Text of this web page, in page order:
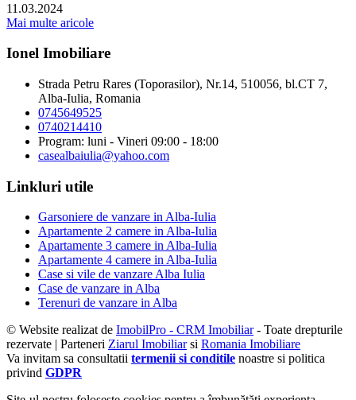
11.03.2024
Mai multe aricole
Ionel Imobiliare
Strada Petru Rares (Toporasilor), Nr.14, 510056, bl.CT 7,
Alba-Iulia, Romania
0745649525
0740214410
Program: luni - Vineri 09:00 - 18:00
casealbaiulia@yahoo.com
Linkluri utile
Garsoniere de vanzare in Alba-Iulia
Apartamente 2 camere in Alba-Iulia
Apartamente 3 camere in Alba-Iulia
Apartamente 4 camere in Alba-Iulia
Case si vile de vanzare Alba Iulia
Case de vanzare in Alba
Terenuri de vanzare in Alba
© Website realizat de ImobilPro - CRM Imobiliar- Toate drepturile
rezervate | Parteneri Ziarul Imobiliarsi Romania Imobiliare
Va invitam sa consultatii termenii si conditile noastre si politica
privind GDPR